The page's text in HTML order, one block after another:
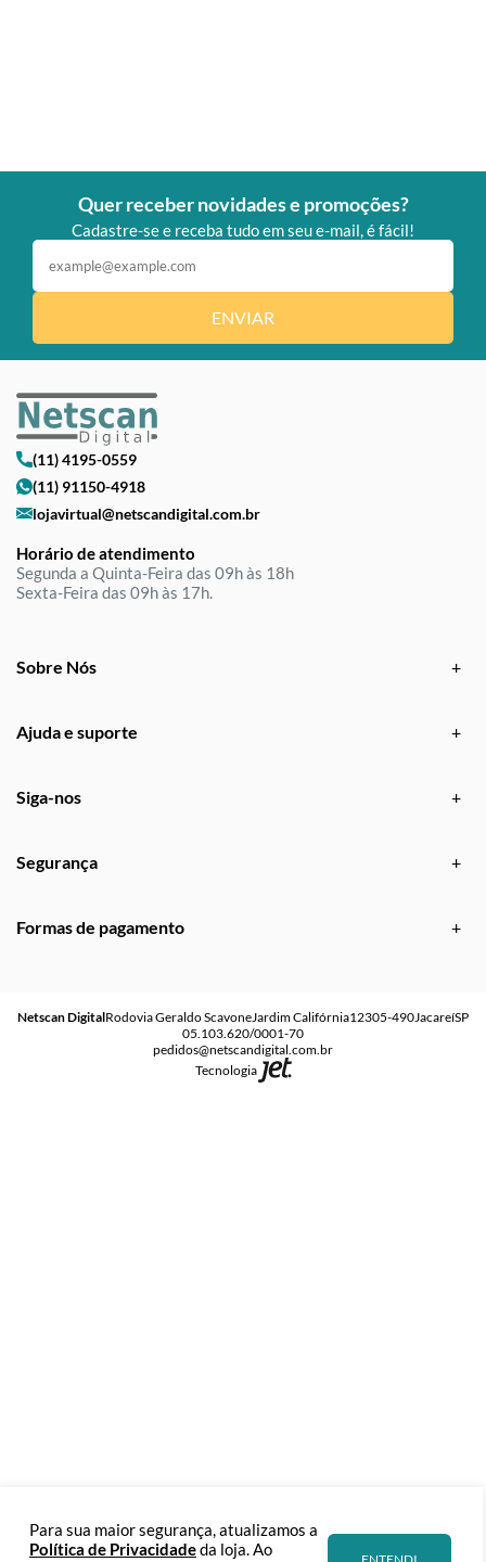
Para sua maior segurança, atualizamos a
Política de Privacidadeda loja. Ao
ENTENDI
Quer receber novidades e promoções?
Cadastre-se e receba tudo em seu e-mail, é fácil!
ENVIAR
(11) 4195-0559
(11) 91150-4918
lojavirtual@netscandigital.com.br
Horário de atendimento
Segunda a Quinta-Feira das 09h às 18h
Sexta-Feira das 09h às 17h.
Sobre Nós
Ajuda e suporte
Siga-nos
Segurança
Formas de pagamento
Netscan DigitalRodovia Geraldo ScavoneJardim Califórnia12305-490JacareíSP
05.103.620/0001-70
pedidos@netscandigital.com.br
Tecnologia